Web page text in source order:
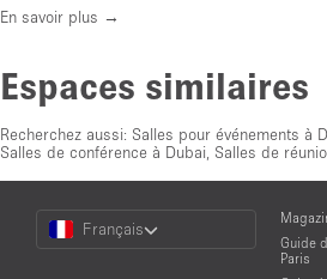
En savoir plus →
Espaces similaires
Recherchez aussi: Salles pour événements à
Salles de conférence à Dubai Salles de
Choose
Language
Français
Guide
Paris